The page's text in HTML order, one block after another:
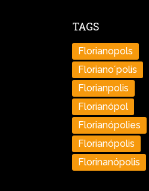
TAGS
Florianopols
Floriano´polis
Florianpolis
Florianópol
Florianópolies
Florianópolis
Florinanópolis